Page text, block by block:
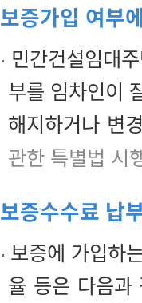
보증가입 여부
민간건설임대
부를 임차인이
해지하거나 변
관한 특별법 시
보증수수료 납
보증에 가입하
율 등은 다음과